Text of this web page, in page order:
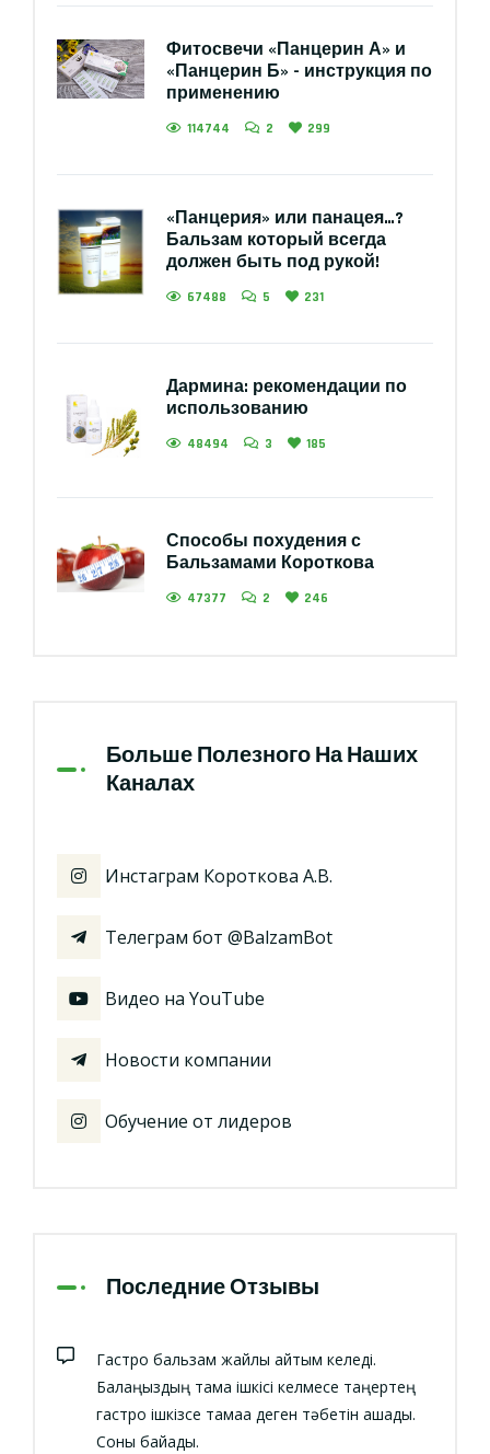
Фитосвечи «Панцерин А» и
«Панцерин Б» - инструкция по
применению
114744 2 299
«Панцерия» или панацея…?
Бальзам который всегда
должен быть под рукой!
67488 5 231
Дармина: рекомендации по
использованию
48494 3 185
Способы похудения с
Бальзамами Короткова
47377 2 246
Больше Полезного На Наших
Каналах
Инстаграм Короткова А.В.
Телеграм бот @BalzamBot
Видео на YouTube
Новости компании
Обучение от лидеров
Последние Отзывы
Гастро бальзам жайлы айтқым келеді.
Балаңыздың тамақ ішкісі келмесе таңертең
гастро ішкізсе тамаққа деген тәбетін ашады.
Соны байқадық.